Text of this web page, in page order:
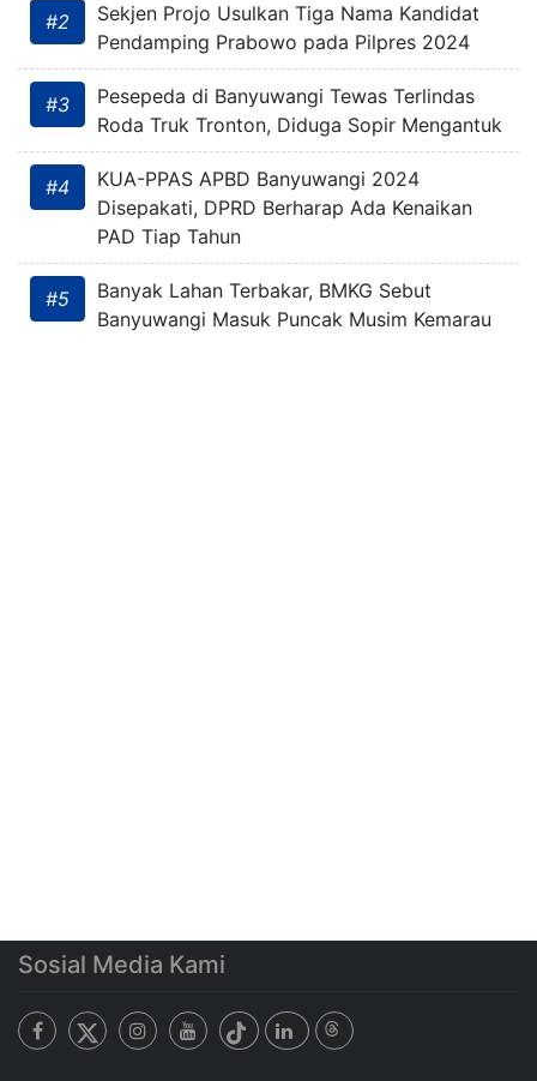
#2
Sekjen Projo Usulkan Tiga Nama Kandidat
Pendamping Prabowo pada Pilpres 2024
#3
Pesepeda di Banyuwangi Tewas Terlindas
Roda Truk Tronton, Diduga Sopir Mengantuk
#4
KUA-PPAS APBD Banyuwangi 2024
Disepakati, DPRD Berharap Ada Kenaikan
PAD Tiap Tahun
#5
Banyak Lahan Terbakar, BMKG Sebut
Banyuwangi Masuk Puncak Musim Kemarau
Sosial Media Kami